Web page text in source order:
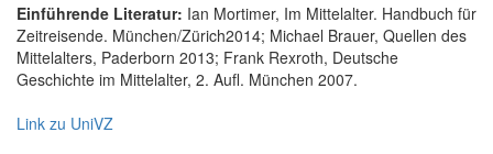
Einführende Literatur: Ian Mortimer, Im Mittelalter. Handbuch für
Zeitreisende. München/Zürich2014; Michael Brauer, Quellen des
Mittelalters, Paderborn 2013; Frank Rexroth, Deutsche
Geschichte im Mittelalter, 2. Aufl. München 2007.
Link zu UniVZ